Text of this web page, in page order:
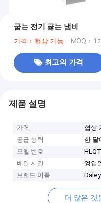
굽는 전기 끓는 냄비
가격：협상 가능 MOQ：1
최고의 가격
제품 설명
가격
협상
공급 능력
한 달
모델 번호
배달 시간
영업
브랜드 이름
Daley
더 많은 것